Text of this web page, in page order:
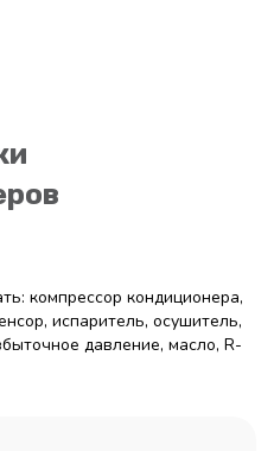
компрессор кондиционера,
испаритель, осушитель,
давление, масло, R-